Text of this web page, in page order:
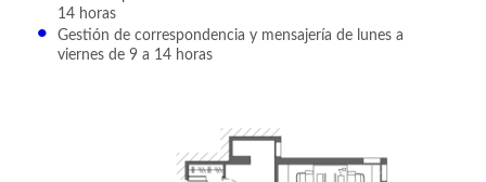
14 horas
Gestión de correspondencia y mensajería de lunes a
viernes de 9 a 14 horas